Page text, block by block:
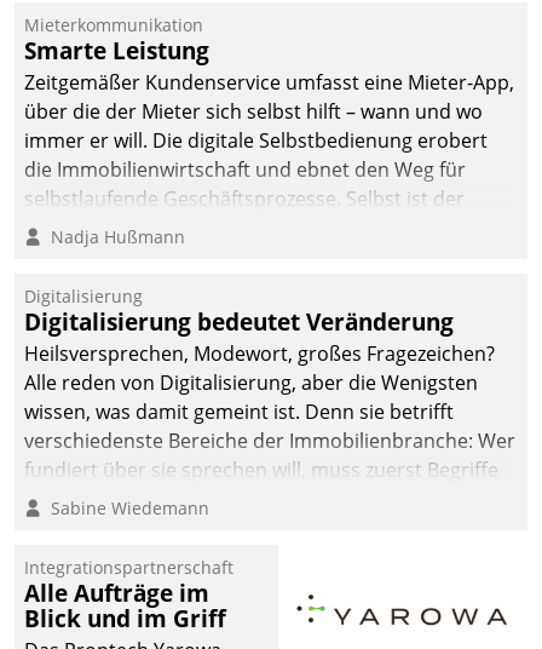
Die monatlichen
Mitteilungen zum
Heizungs- und
Wasserverbrauch gehen
automatisiert, vollständig
und auf Wunsch über
mehrere zuvor
Kommunikationswege bei
Mieterkommunikation
Smarte Leistung
Zeitgemäßer Kundenservice umfasst eine Mieter-App,
über die der Mieter sich selbst hilft – wann und wo
immer er will. Die digitale Selbstbedienung erobert
die Immobilienwirtschaft und ebnet den Weg für
selbstlaufende Geschäftsprozesse. Selbst ist der
Kunde und smart der Serviceanbieter.
Nadja Hußmann
Digitalisierung
Digitalisierung bedeutet Veränderung
Heilsversprechen, Modewort, großes Fragezeichen?
Alle reden von Digitalisierung, aber die Wenigsten
wissen, was damit gemeint ist. Denn sie betrifft
verschiedenste Bereiche der Immobilienbranche: Wer
fundiert über sie sprechen will, muss zuerst Begriffe
klären. Ein Aspekt ist die betriebliche Optimierung:
Einsparungen durch optimierte und automatisierte
Prozesse. Doch man darf nicht zu viel erwarten: Allein
mit der Einführung einer neuen Software ist es nicht
Sabine Wiedemann
Integrationspartnerschaft
Alle Aufträge im
Blick und im Griff